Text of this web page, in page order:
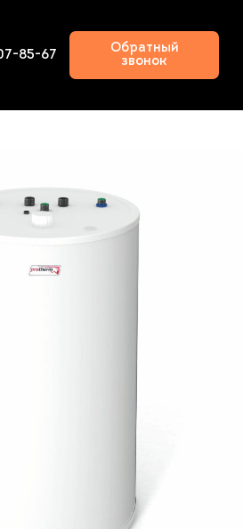
85-67
Обратный
звонок